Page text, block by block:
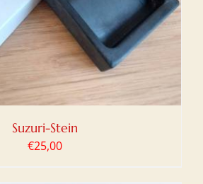
Suzuri-Stein
€25,00